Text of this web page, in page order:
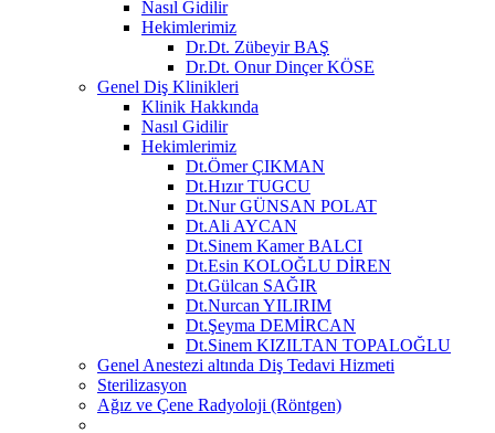
Nasıl Gidilir
Hekimlerimiz
Dr.Dt. Zübeyir BAŞ
Dr.Dt. Onur Dinçer KÖSE
Genel Diş Klinikleri
Klinik Hakkında
Nasıl Gidilir
Hekimlerimiz
Dt.Ömer ÇIKMAN
Dt.Hızır TUGCU
Dt.Nur GÜNSAN POLAT
Dt.Ali AYCAN
Dt.Sinem Kamer BALCI
Dt.Esin KOLOĞLU DİREN
Dt.Gülcan SAĞIR
Dt.Nurcan YILIRIM
Dt.Şeyma DEMİRCAN
Dt.Sinem KIZILTAN TOPALOĞLU
Genel Anestezi altında Diş Tedavi Hizmeti
Sterilizasyon
Ağız ve Çene Radyoloji (Röntgen)